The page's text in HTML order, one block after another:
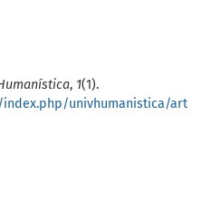
, 1(1).
univhumanistica/art